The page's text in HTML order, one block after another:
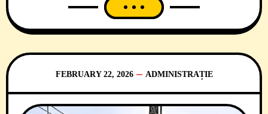
pe 6 aprilie 2026, pare că societatea
municipală, populată la vârf și în consiliul
grijă mai ales de un ecosistem financiar…
FEBRUARY 22, 2026 ADMINISTRAȚIE